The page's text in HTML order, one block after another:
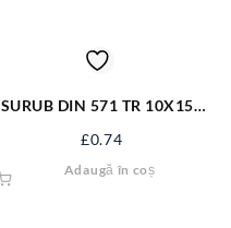
SURUB DIN 571 TR 10X150
£0.74
Adaugă în coș